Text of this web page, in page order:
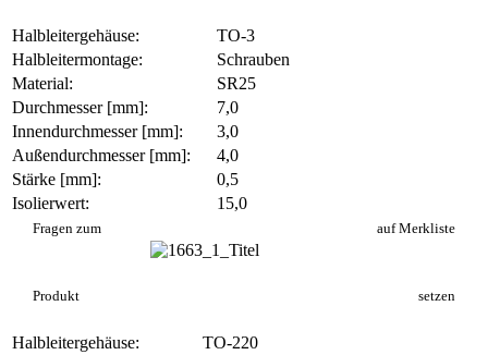
Halbleitergehäuse:
TO-3
Halbleitermontage:
Schrauben
Material:
SR25
Durchmesser [mm]:
7,0
Innendurchmesser [mm]:
3,0
Außendurchmesser [mm]:
4,0
Stärke [mm]:
0,5
Isolierwert:
15,0
Fragen zum
Produkt
auf Merkliste
setzen
Halbleitergehäuse: TO-220